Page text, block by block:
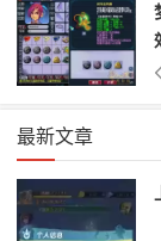
最新文章